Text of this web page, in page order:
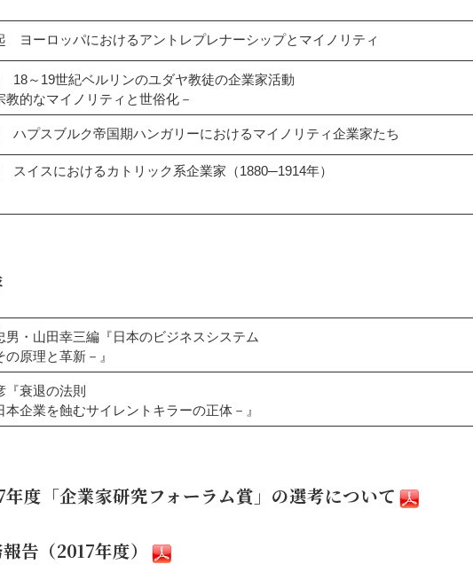
ヨーロッパにおけるアントレプレナーシップとマイノリティ
18～19世紀ベルリンのユダヤ教徒の企業家活動
なマイノリティと世俗化－
ハプスブルク帝国期ハンガリーにおけるマイノリティ企業家たち
スイスにおけるカトリック系企業家（1880─1914年）
男・山田幸三編『日本のビジネスシステム
原理と革新－』
『衰退の法則
業を蝕むサイレントキラーの正体－』
度「企業家研究フォーラム賞」の選考について
告（2017年度）